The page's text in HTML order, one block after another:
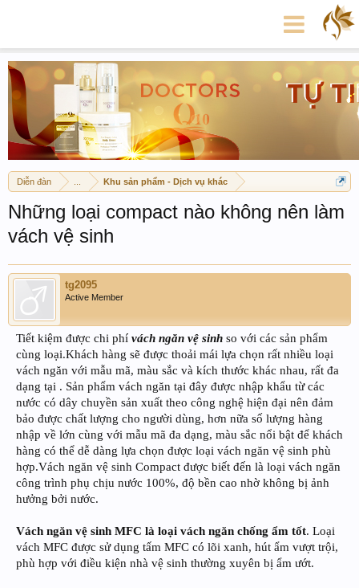
Diễn đàn Khu sản phẩm - Dịch vụ khác
Những loại compact nào không nên làm
vách vệ sinh
tg2095
Active Member
Tiết kiệm được chi phí vách ngăn vệ sinh so với các sản phẩm
cùng loại.Khách hàng sẽ được thoải mái lựa chọn rất nhiều loại
vách ngăn với mẫu mã, màu sắc và kích thước khác nhau, rất đa
dạng tại . Sản phẩm vách ngăn tại đây được nhập khẩu từ các
nước có dây chuyền sản xuất theo công nghệ hiện đại nên đảm
bảo được chất lượng cho người dùng, hơn nữa số lượng hàng
nhập về lớn cùng với mẫu mã đa dạng, màu sắc nổi bật để khách
hàng có thể dễ dàng lựa chọn được loại vách ngăn vệ sinh phù
hợp.Vách ngăn vệ sinh Compact được biết đến là loại vách ngăn
công trình phụ chịu nước 100%, độ bền cao nhờ không bị ảnh
hưởng bởi nước.
Vách ngăn vệ sinh MFC là loại vách ngăn chống ẩm tốt. Loại
vách MFC được sử dụng tấm MFC có lõi xanh, hút ẩm vượt trội,
phù hợp với điều kiện nhà vệ sinh thường xuyên bị ẩm ướt.